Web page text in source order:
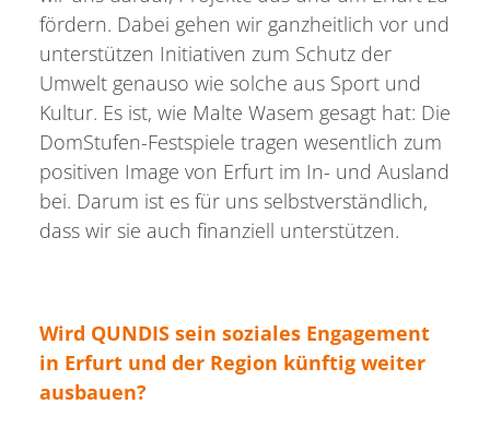
fördern. Dabei gehen wir ganzheitlich vor und
unterstützen Initiativen zum Schutz der
Umwelt genauso wie solche aus Sport und
Kultur. Es ist, wie Malte Wasem gesagt hat: Die
DomStufen-Festspiele tragen wesentlich zum
positiven Image von Erfurt im In- und Ausland
bei. Darum ist es für uns selbstverständlich,
dass wir sie auch finanziell unterstützen.
Wird QUNDIS sein soziales Engagement
in Erfurt und der Region künftig weiter
ausbauen?